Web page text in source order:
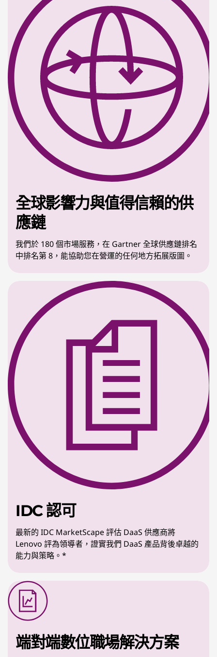
全球影響力與值得信賴的供
應鏈
我們於 180 個市場服務，在 Gartner 全球供應鏈排名
中排名第 8，能協助您在營運的任何地方拓展版圖。
IDC 認可
最新的 IDC MarketScape 評估 DaaS 供應商將
Lenovo 評為領導者，證實我們 DaaS 產品背後卓越的
能力與策略。*
端對端數位職場解決方案